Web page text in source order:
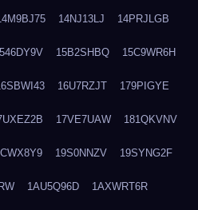
14NJ13LJ 14PRJLGB
15B2SHBQ 15C9WR6H
16U7RZJT 179PIGYE
17VE7UAW 181QKVNV
19S0NNZV 19SYNG2F
1AU5Q96D 1AXWRT6R